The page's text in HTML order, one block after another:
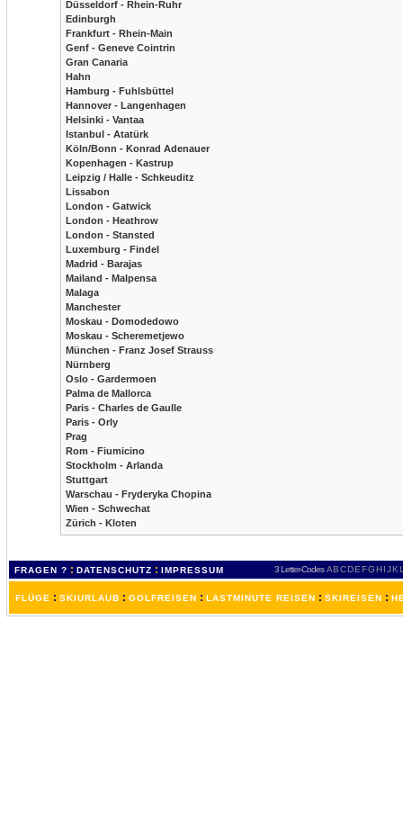
Düsseldorf - Rhein-Ruhr
Edinburgh
Frankfurt - Rhein-Main
Genf - Geneve Cointrin
Gran Canaria
Hahn
Hamburg - Fuhlsbüttel
Hannover - Langenhagen
Helsinki - Vantaa
Istanbul - Atatürk
Köln/Bonn - Konrad Adenauer
Kopenhagen - Kastrup
Leipzig / Halle - Schkeuditz
Lissabon
London - Gatwick
London - Heathrow
London - Stansted
Luxemburg - Findel
Madrid - Barajas
Mailand - Malpensa
Malaga
Manchester
Moskau - Domodedowo
Moskau - Scheremetjewo
München - Franz Josef Strauss
Nürnberg
Oslo - Gardermoen
Palma de Mallorca
Paris - Charles de Gaulle
Paris - Orly
Prag
Rom - Fiumicino
Stockholm - Arlanda
Stuttgart
Warschau - Fryderyka Chopina
Wien - Schwechat
Zürich - Kloten
FRAGEN ? : DATENSCHUTZ : IMPRESSUM 3 Letter-Codes ABCDEFGH IJKL
FLÜGE : SKIURLAUB : GOLFREISEN : LASTMINUTE REISEN : SKIREISEN :